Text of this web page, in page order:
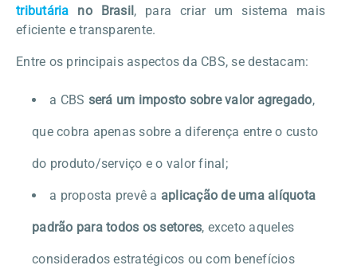
tributária no Brasil, para criar um sistema mais
eficiente e transparente.
Entre os principais aspectos da CBS, se destacam:
a CBS será um imposto sobre valor agregado,
que cobra apenas sobre a diferença entre o custo
do produto/serviço e o valor final;
a proposta prevê a aplicação de uma alíquota
padrão para todos os setores, exceto aqueles
considerados estratégicos ou com benefícios